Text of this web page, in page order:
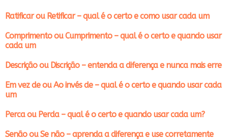
Ratificar ou Retificar – qual é o certo e como usar cada um
Comprimento ou Cumprimento – qual é o certo e quando usar
cada um
Descrição ou Discrição – entenda a diferença e nunca mais erre
Em vez de ou Ao invés de – qual é o certo e quando usar cada
um
Perca ou Perda – qual é o certo e quando usar cada um?
Senão ou Se não – aprenda a diferença e use corretamente